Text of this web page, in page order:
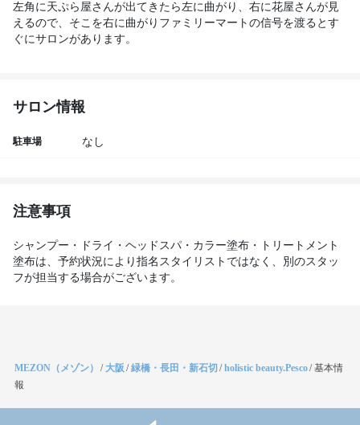
左角に天ぷら屋さんが出てきたら左に曲がり、右に花屋さんが見
えるので、そこを右に曲がりファミリーマートの信号を渡るとす
ぐにサロンがあります。
サロン情報
駐車場 なし
注意事項
シャンプー・ドライ・ヘッドスパ・カラー塗布・トリートメント
塗布は、予約状況により指名スタイリストではなく、別のスタッ
フが担当する場合がございます。
MEZON（メゾン） /大阪 /緑橋・長田・新石切 /holistic beauty.Pesco/基本情
報